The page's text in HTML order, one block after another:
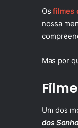
Os filmes
nossa
Mas por
Um dos
dos